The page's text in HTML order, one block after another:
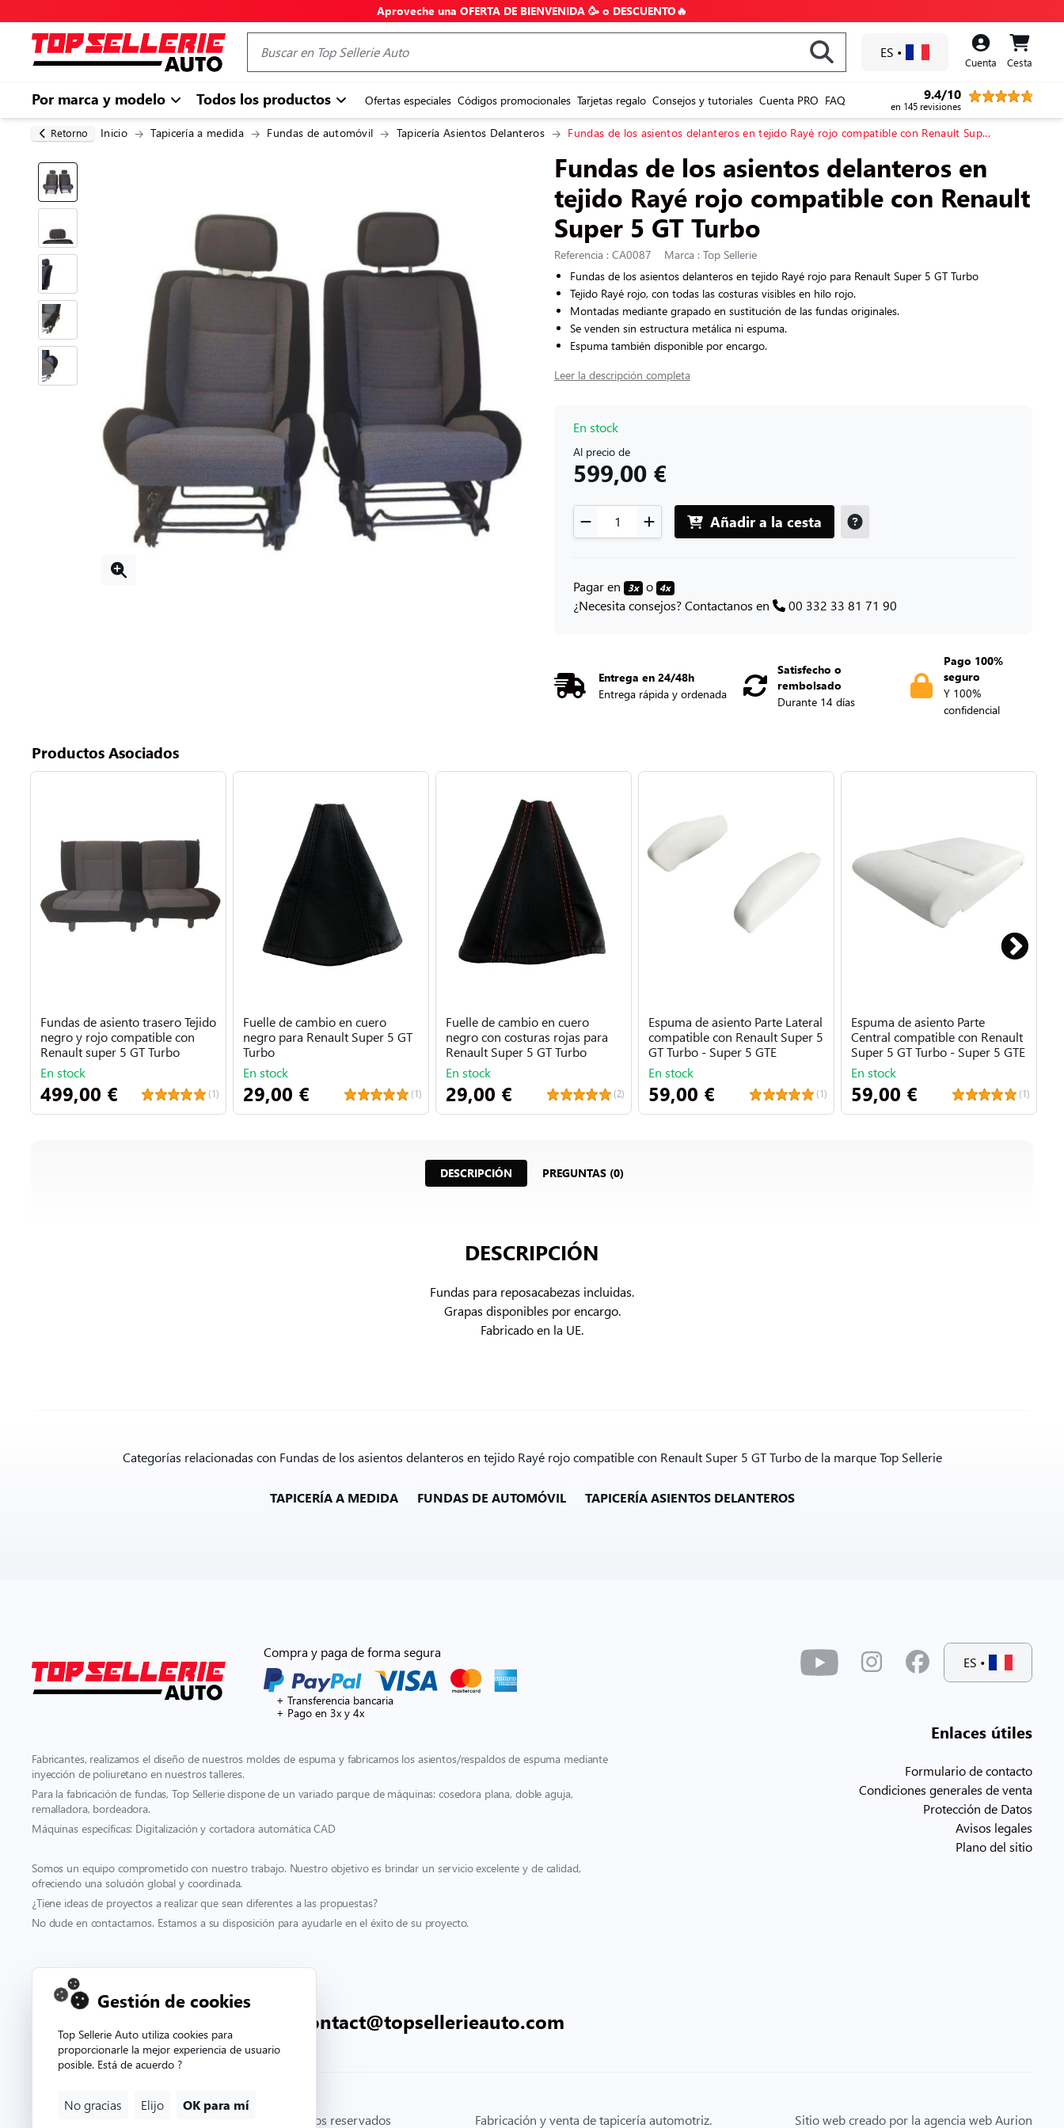
Aproveche una OFERTA DE BIENVENIDA 🥳 o DESCUENTO🔥
ES •
Cuenta Cesta
Por marca y modelo Todos los productos Ofertas especiales Códigos promocionales Tarjetas regalo Consejos y tutoriales Cuenta PRO FAQ 9.4/10
en 145 revisiones
Retorno Inicio Tapicería a medida Fundas de automóvil Tapicería Asientos Delanteros Fundas de los asientos delanteros en tejido Rayé rojo compatible con Renault Sup...
Fundas de los asientos delanteros en
tejido Rayé rojo compatible con Renault
Super 5 GT Turbo
Referencia : CA0087
Marca : Top Sellerie
Fundas de los asientos delanteros en tejido Rayé rojo para Renault Super 5 GT Turbo
Tejido Rayé rojo, con todas las costuras visibles en hilo rojo.
Montadas mediante grapado en sustitución de las fundas originales.
Se venden sin estructura metálica ni espuma.
Espuma también disponible por encargo.
Leer la descripción completa
En stock
Al precio de
599,00 €
Añadir a la cesta
Pagar en 3x o 4x
¿Necesita consejos? Contactanos en 00 332 33 81 71 90
Entrega en 24/48h
Entrega rápida y ordenada
Satisfecho o
rembolsado
Durante 14 días
Pago 100%
seguro
Y 100%
confidencial
Productos Asociados
Fundas de asiento trasero Tejido
negro y rojo compatible con
Renault super 5 GT Turbo
(1)
En stock
499,00 €
Fuelle de cambio en cuero
negro para Renault Super 5 GT
Turbo
(1)
En stock
29,00 €
Fuelle de cambio en cuero
negro con costuras rojas para
Renault Super 5 GT Turbo
(2)
En stock
29,00 €
Espuma de asiento Parte Lateral
compatible con Renault Super 5
GT Turbo - Super 5 GTE
(1)
En stock
59,00 €
Espuma de asiento Parte
Central compatible con Renault
Super 5 GT Turbo - Super 5 GTE
(1)
En stock
59,00 €
DESCRIPCIÓN PREGUNTAS (0)
DESCRIPCIÓN
Fundas para reposacabezas incluidas.
Grapas disponibles por encargo.
Fabricado en la UE.
Categorías relacionadas con Fundas de los asientos delanteros en tejido Rayé rojo compatible con Renault Super 5 GT Turbo de la marque Top Sellerie
TAPICERÍA A MEDIDA FUNDAS DE AUTOMÓVIL TAPICERÍA ASIENTOS DELANTEROS
Compra y paga de forma segura
+ Transferencia bancaria
+ Pago en 3x y 4x
Fabricantes, realizamos el diseño de nuestros moldes de espuma y fabricamos los asientos/respaldos de espuma mediante
inyección de poliuretano en nuestros talleres.
Para la fabricación de fundas, Top Sellerie dispone de un variado parque de máquinas: cosedora plana, doble aguja,
remalladora, bordeadora.
Máquinas específicas: Digitalización y cortadora automática CAD
Somos un equipo comprometido con nuestro trabajo. Nuestro objetivo es brindar un servicio excelente y de calidad,
ofreciendo una solución global y coordinada.
¿Tiene ideas de proyectos a realizar que sean diferentes a las propuestas?
No dude en contactarnos. Estamos a su disposición para ayudarle en el éxito de su proyecto.
Contacto y soporte
contact@topsellerieauto.com
ES •
Enlaces útiles
Formulario de contacto
Condiciones generales de venta
Protección de Datos
Avisos legales
Plano del sitio
© Copyright 2026. Topsellerieauto Todos los derechos reservados Fabricación y venta de tapicería automotriz. Sitio web creado por la agencia web Aurion
Gestión de cookies
Top Sellerie Auto utiliza cookies para
proporcionarle la mejor experiencia de usuario
posible. Está de acuerdo ?
No gracias Elijo OK para mí